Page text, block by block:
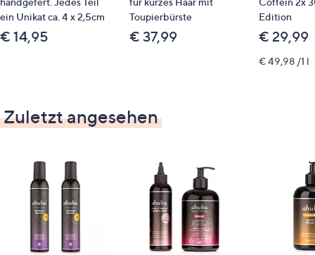
ein Unikat ca. 4 x 2,5cm
€ 14,95
Toupierbürste
€ 37,99
Edition
€ 29,99
€ 49,98 /1 l
Zuletzt angesehen